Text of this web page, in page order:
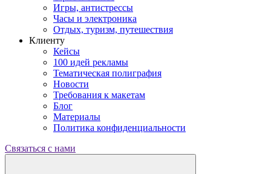
Игры, антистрессы
Часы и электроника
Отдых, туризм, путешествия
Клиенту
Кейсы
100 идей рекламы
Тематическая полиграфия
Новости
Требования к макетам
Блог
Материалы
Политика конфиденциальности
Связаться с нами